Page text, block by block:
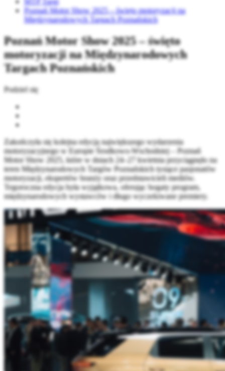
Poznań Motor Show 2025 – święto motoryzacji na
Międzynarodowych Targach Poznańskich
Poznań Motor Show 2025 – święto
motoryzacji na Międzynarodowych
Targach Poznańskich
Podziel się
Zakończyła się kolejna edycja największego wydarzenia
motoryzacyjnego w Europie Środkowo-Wschodniej – Poznań
Motor Show 2025, które w dniach 24–27 kwietnia przyciągnęło na
teren Międzynarodowych Targów Poznańskich tysiące pasjonatów
motoryzacji, ekspertów branży oraz przedstawicieli mediów.
Tegoroczna edycja była wyjątkowa, oferując bogaty program,
międzynarodowych wystawców i długo wyczekiwane premiery.